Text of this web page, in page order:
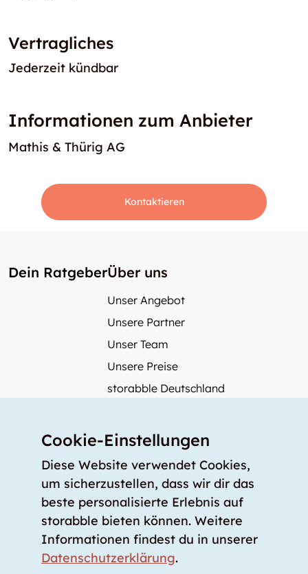
Vertragliches
Jederzeit kündbar
Informationen zum Anbieter
Mathis & Thürig AG
Kontaktieren
Dein RatgeberÜber uns
Unser Angebot
Unsere Partner
Unser Team
Unsere Preise
storabble Deutschland
Mehr über storabble
Medienbeiträge
Wie gross muss ein Lagerraum sein?
Was kostet ein Lagerraum?
Für Lageranbieter
Cookie-Einstellungen
Diese Website verwendet Cookies,
um sicherzustellen, dass wir dir das
beste personalisierte Erlebnis auf
storabble bieten können. Weitere
Informationen findest du in unserer
Datenschutzerklärung.